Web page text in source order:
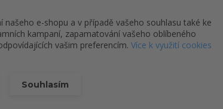
Defense, s.r.o.
e-shopu a v případě vašeho souhlasu také ke
kampaní, zapamatování vašeho oblíbeného
vašim preferencím. Více k využití cookies
Souhlasím